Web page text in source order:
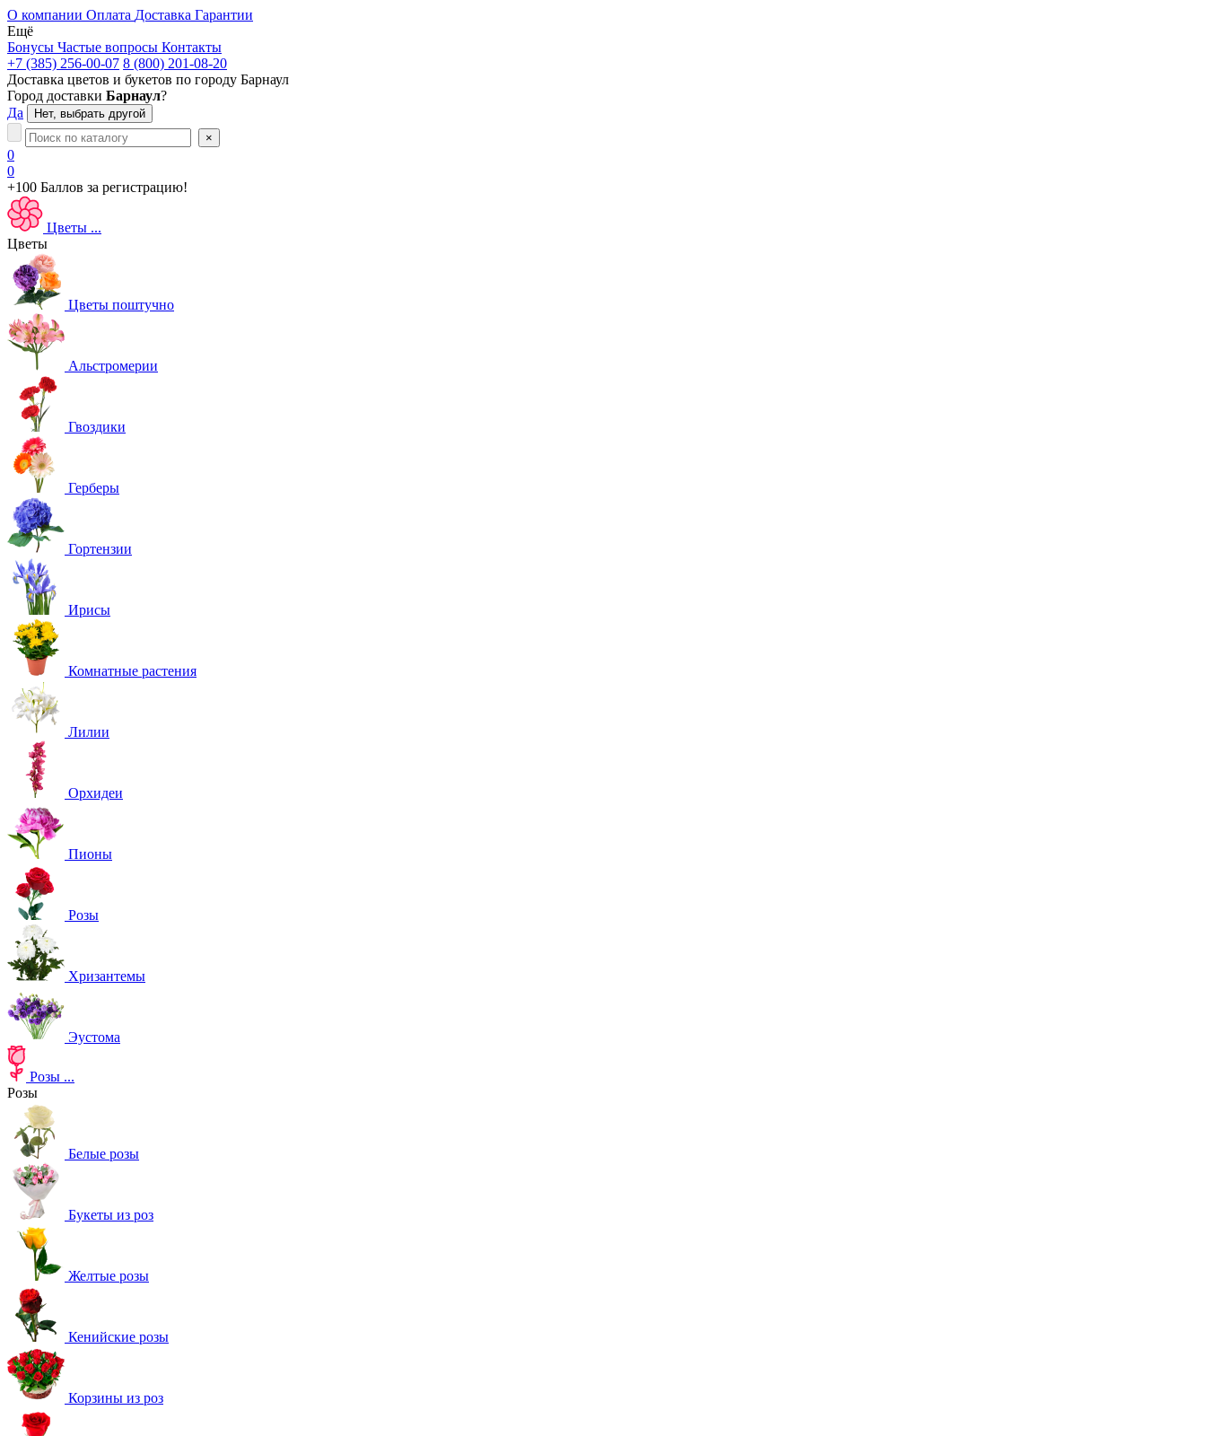
О компании Оплата Доставка Гарантии
Ещё
Бонусы Частые вопросы Контакты
+7 (385) 256-00-07 8 (800) 201-08-20
Доставка цветов и букетов по городу Барнаул
Город доставки Барнаул?
Да
Нет, выбрать другой
×
0
0
+100 Баллов за регистрацию!
Цветы ...
Цветы
Цветы поштучно
Альстромерии
Гвоздики
Герберы
Гортензии
Ирисы
Комнатные растения
Лилии
Орхидеи
Пионы
Розы
Хризантемы
Эустома
Розы ...
Розы
Белые розы
Букеты из роз
Желтые розы
Кенийские розы
Корзины из роз